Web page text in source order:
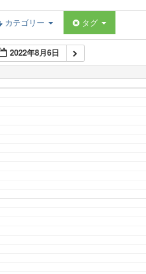
カテゴリー タグ
2022年8月6日